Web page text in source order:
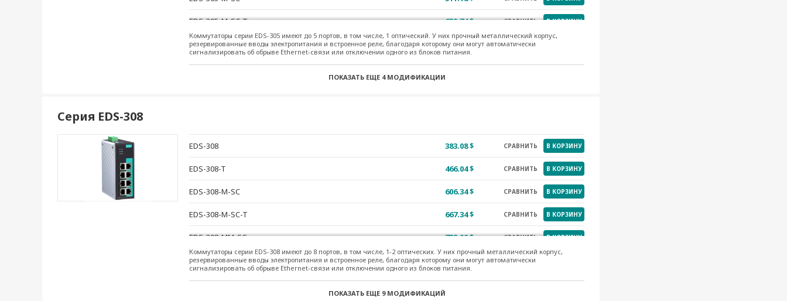
EDS-305-M-SC-T 630.74 $ СРАВНИТЬ В КОРЗИНУ
EDS-305-S-SC 736.88 $ СРАВНИТЬ
EDS-305-S-SC-T 824.11 $ СРАВНИТЬ В КОРЗИНУ
Коммутаторы серии EDS-305 имеют до 5 портов, в том числе, 1 оптический. У них прочный металлический корпус,
резервированные вводы электропитания и встроенное реле, благодаря которому они могут автоматически
сигнализировать об обрыве Ethernet-связи или отключении одного из блоков питания.
ПОКАЗАТЬ ЕЩЕ4 МОДИФИКАЦИИ
Серия EDS-308
EDS-308 383.08 $ СРАВНИТЬ В КОРЗИНУ
EDS-308-T 466.04 $ СРАВНИТЬ В КОРЗИНУ
EDS-308-M-SC 606.34 $ СРАВНИТЬ В КОРЗИНУ
EDS-308-M-SC-T 667.34 $ СРАВНИТЬ В КОРЗИНУ
EDS-308-MM-SC 732.00 $ СРАВНИТЬ В КОРЗИНУ
EDS-308-MM-SC-T 824.11 $ СРАВНИТЬ
EDS-308-MM-ST 732.00 $ СРАВНИТЬ В КОРЗИНУ
Коммутаторы серии EDS-308 имеют до 8 портов, в том числе, 1-2 оптических. У них прочный металлический корпус,
резервированные вводы электропитания и встроенное реле, благодаря которому они могут автоматически
сигнализировать об обрыве Ethernet-связи или отключении одного из блоков питания.
ПОКАЗАТЬ ЕЩЕ9 МОДИФИКАЦИЙ